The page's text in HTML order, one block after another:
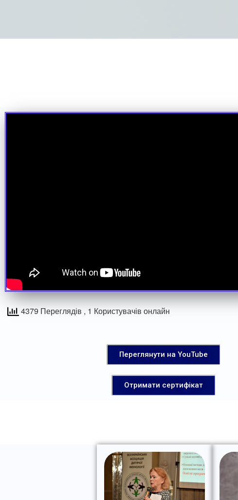
4379 Переглядів , 1 Користувачів онлайн
Переглянути на YouTube
Отримати сертифікат